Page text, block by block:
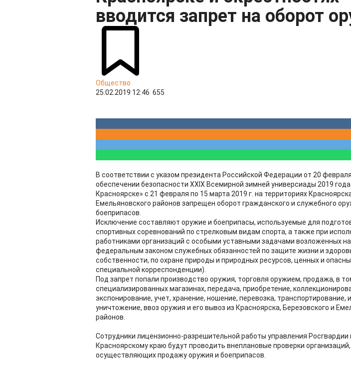
вводится запрет на оборот
Общество
25.02.2019 12:46 655
В соответствии с указом президента Российской Федерации от 20
обеспечении безопасности XXIX Всемирной зимней универсиады 2019 года
Красноярске» с 21 февраля по 15 марта 2019 г. на территориях
Емельяновского районов запрещен оборот гражданского и служебного
боеприпасов.
Исключение составляют оружие и боеприпасы, используемые для
спортивных соревнований по стрелковым видам спорта, а также при
работниками организаций с особыми уставными задачами возложенных
федеральным законом служебных обязанностей по защите жизни и
собственности, по охране природы и природных ресурсов, ценных и
специальной корреспонденции).
Под запрет попали производство оружия, торговля оружием, продажа, в
специализированных магазинах, передача, приобретение,
экспонирование, учет, хранение, ношение, перевозка, транспортирование,
уничтожение, ввоз оружия и его вывоз из Красноярска, Березовского и
районов.
Сотрудники лицензионно-разрешительной работы управления Росгвардии
Красноярскому краю будут проводить внеплановые проверки организаций,
осуществляющих продажу оружия и боеприпасов.